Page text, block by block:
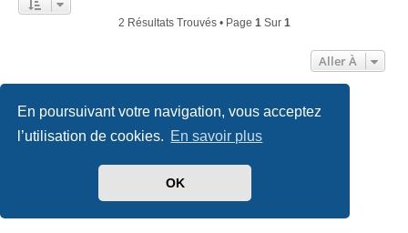
En poursuivant votre navigation, vous acceptez
l’utilisation de cookies. En savoir plus
OK
2 Résultats Trouvés • Page 1Sur 1
Aller À
Accueil Index du forum Nous contacter
phpBB-fr.com
created by INVENTEA & v12mike
Conditions